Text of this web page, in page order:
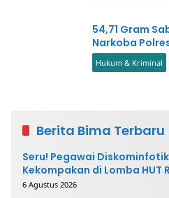
54,71 Gram
Narkoba
Hukum & Kriminal
Berita Bima Terbaru
Seru! Pegawai
Kekompakan di Lomba HUT
6 Agustus 2026